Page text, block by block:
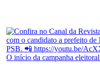
O início da campanha eleitoral